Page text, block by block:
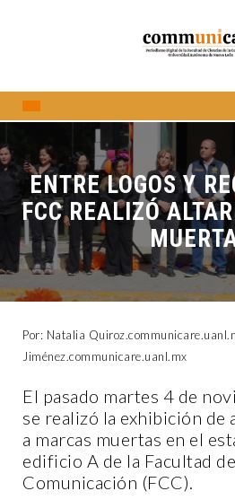
ENTRE LOGOS Y
FCC REALIZÓ
Por: Natalia
Jiménez.communicare.uanl.mx
El pasado martes 4 de
se realizó la exhibición
a marcas muertas en el
edificio A de la Facultad
Comunicación (FCC).